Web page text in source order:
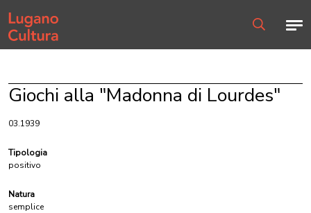
Home page
Giochi alla "Madonna di Lourdes"
03.1939
Tipologia
positivo
Natura
semplice